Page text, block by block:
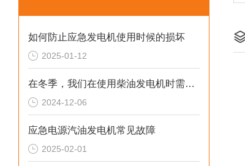
如何防止应急发电机使用时候的损坏
2025-01-12
在冬季，我们在使用柴油发电机时需要注意什么呢？
2024-12-06
应急电源汽油发电机常见故障
2025-02-01